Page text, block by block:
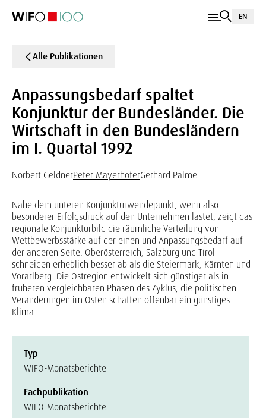
EN
Alle Publikationen
Anpassungsbedarf spaltet
Konjunktur der Bundesländer. Die
Wirtschaft in den Bundesländern
im I. Quartal 1992
Norbert GeldnerPeter MayerhoferGerhard Palme
Nahe dem unteren Konjunkturwendepunkt, wenn also
besonderer Erfolgsdruck auf den Unternehmen lastet, zeigt das
regionale Konjunkturbild die räumliche Verteilung von
Wettbewerbsstärke auf der einen und Anpassungsbedarf auf
der anderen Seite. Oberösterreich, Salzburg und Tirol
schneiden erheblich besser ab als die Steiermark, Kärnten und
Vorarlberg. Die Ostregion entwickelt sich günstiger als in
früheren vergleichbaren Phasen des Zyklus, die politischen
Veränderungen im Osten schaffen offenbar ein günstiges
Klima.
Typ
WIFO-Monatsberichte
Fachpublikation
WIFO-Monatsberichte